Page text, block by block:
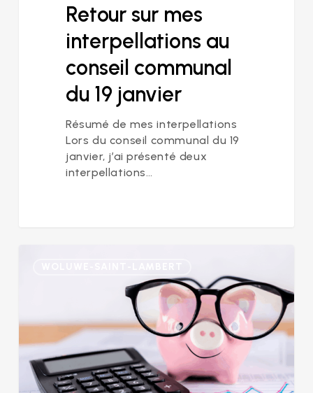
Retour sur mes
interpellations au
conseil communal
du 19 janvier
Résumé de mes interpellations
Lors du conseil communal du 19
janvier, j’ai présenté deux
interpellations…
2026,
ou
l’art